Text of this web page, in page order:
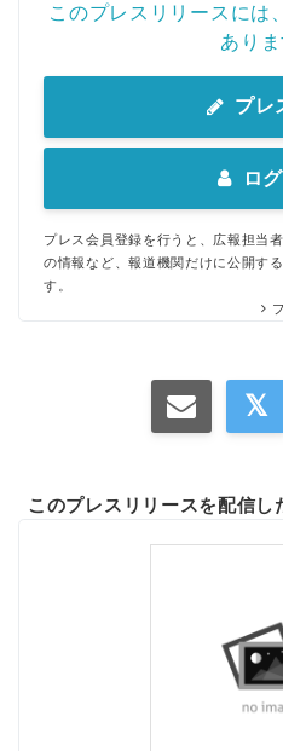
このプレスリリースには
ありま
プレ
ロ
プレス会員登録を行うと、広報担当
の情報など、報道機関だけに公開す
す。
このプレスリリースを配信し